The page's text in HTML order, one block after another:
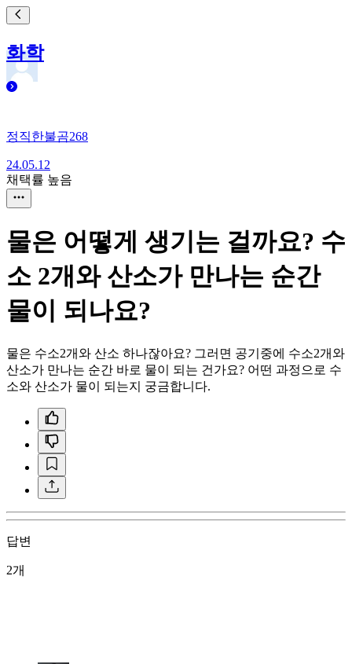
화학
정직한불곰268
24.05.12
채택률 높음
물은 어떻게 생기는 걸까요? 수
소 2개와 산소가 만나는 순간
물이 되나요?
물은 수소2개와 산소 하나잖아요? 그러면 공기중에 수소2개와
산소가 만나는 순간 바로 물이 되는 건가요? 어떤 과정으로 수
소와 산소가 물이 되는지 궁금합니다.
답변
2개